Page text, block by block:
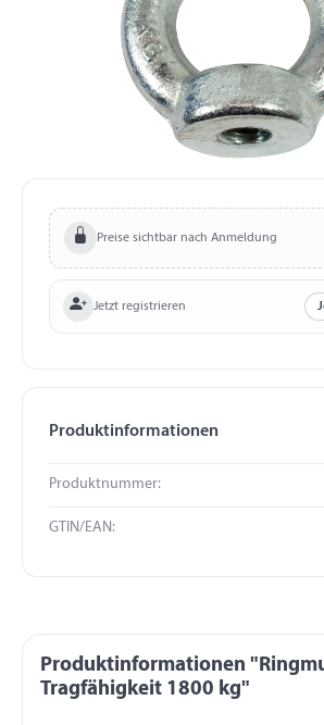
Preise sichtbar nach Anmeldung
Jetzt registrieren
Produktinformationen
Produktnummer:
GTIN/EAN:
Produktinformationen
Tragfähigkeit 1800 kg"